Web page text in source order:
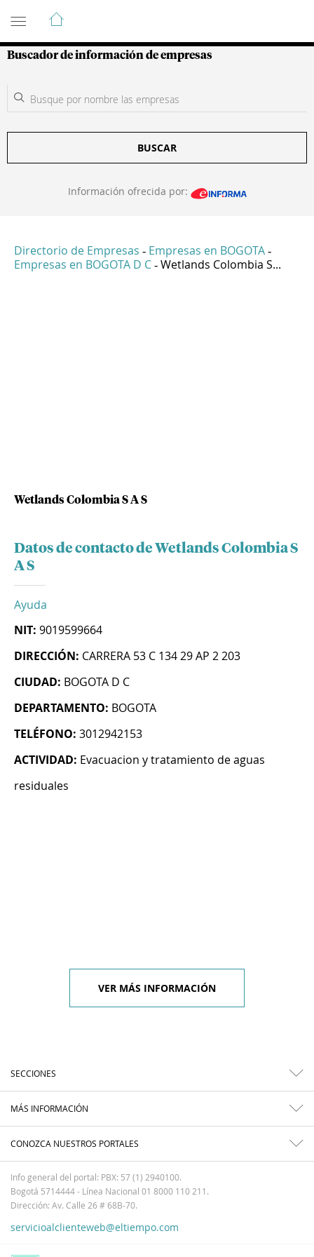
Guía de Empresas Colombianas
Buscador de información de empresas
BUSCAR
Información ofrecida por:
Directorio de Empresas - Empresas en BOGOTA -
Empresas en BOGOTA D C - Wetlands Colombia S...
Wetlands Colombia S A S
Datos de contacto de Wetlands Colombia S
A S
Ayuda
NIT: 9019599664
DIRECCIÓN: CARRERA 53 C 134 29 AP 2 203
CIUDAD: BOGOTA D C
DEPARTAMENTO: BOGOTA
TELÉFONO: 3012942153
ACTIVIDAD: Evacuacion y tratamiento de aguas
residuales
VER MÁS INFORMACIÓN
SECCIONES
MÁS INFORMACIÓN
CONOZCA NUESTROS PORTALES
Info general del portal: PBX: 57 (1) 2940100.
Bogotá 5714444 - Línea Nacional 01 8000 110 211.
Dirección: Av. Calle 26 # 68B-70.
servicioalclienteweb@eltiempo.com